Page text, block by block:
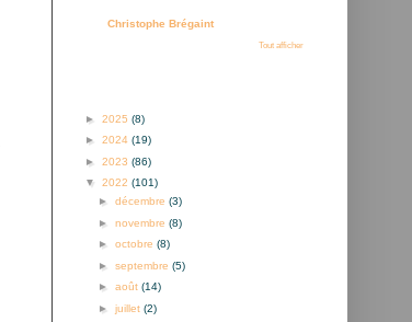
Christophe Brégaint
Tout afficher
► 2025 (8)
► 2024 (19)
► 2023 (86)
▼ 2022 (101)
► décembre (3)
► novembre (8)
► octobre (8)
► septembre (5)
► août (14)
► juillet (2)